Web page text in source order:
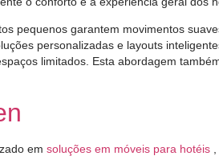
pequenos garantem movimentos
personalizadas e layouts
limitados. Esta abordagem
em soluções em móveis para hotéis